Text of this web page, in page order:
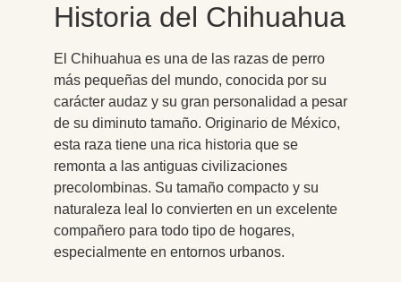
Historia del Chihuahua
El Chihuahua es una de las razas de perro
más pequeñas del mundo, conocida por su
carácter audaz y su gran personalidad a pesar
de su diminuto tamaño. Originario de México,
esta raza tiene una rica historia que se
remonta a las antiguas civilizaciones
precolombinas. Su tamaño compacto y su
naturaleza leal lo convierten en un excelente
compañero para todo tipo de hogares,
especialmente en entornos urbanos.